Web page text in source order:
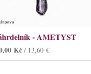
- AMETYST
Kč / 13,60 €